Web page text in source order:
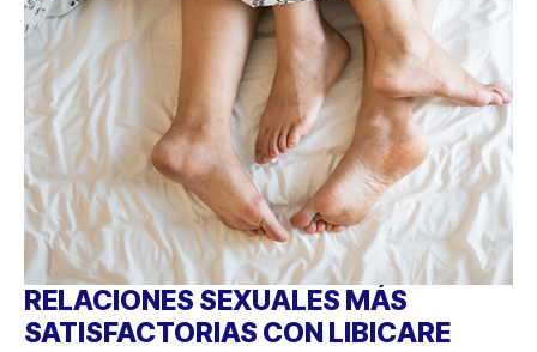
RELACIONES SEXUALES MÁS
SATISFACTORIAS CON LIBICARE